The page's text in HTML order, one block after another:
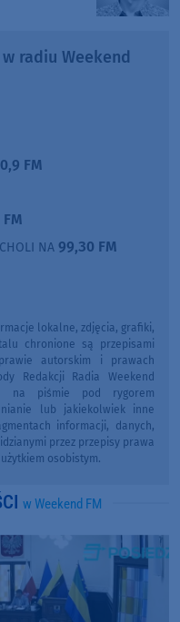
radiu Weekend
FM
NA 99,30 FM
lokalne, zdjęcia, grafiki,
chronione są przepisami
autorskim i prawach
Redakcji Radia Weekend
na piśmie pod rygorem
lub jakiekolwiek inne
informacji, danych,
przez przepisy prawa
osobistym.
w Weekend FM